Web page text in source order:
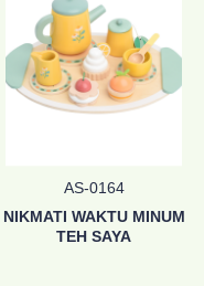
AS-0164
NIKMATI WAKTU MINUM
TEH SAYA